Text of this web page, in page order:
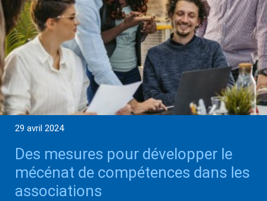
29 avril 2024
Des mesures pour développer le
mécénat de compétences dans les
associations